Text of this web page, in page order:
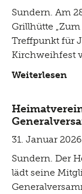
Sundern. Am
Grillhütte
Treffpunkt für
Kirchweihfest
Weiterlesen
31. Januar 2026
Sundern. Der
lädt seine